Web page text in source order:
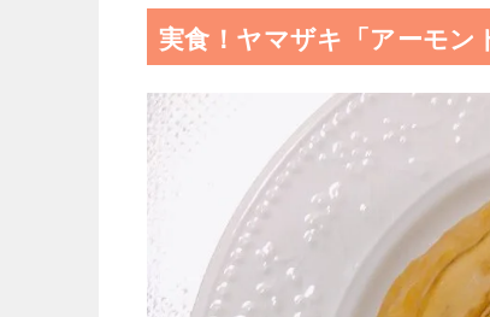
実食！ヤマザキ「アーモン